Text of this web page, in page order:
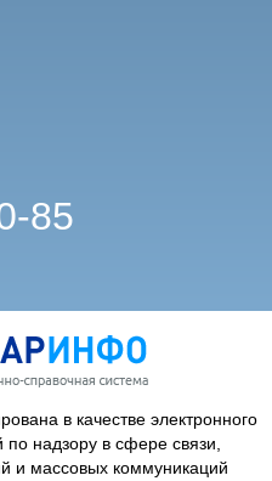
85
в качестве электронного
надзору в сфере связи,
и массовых коммуникаций